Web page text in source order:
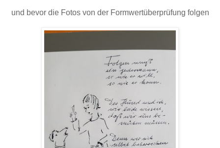
und bevor die Fotos von der Formwertüberprüfung folgen